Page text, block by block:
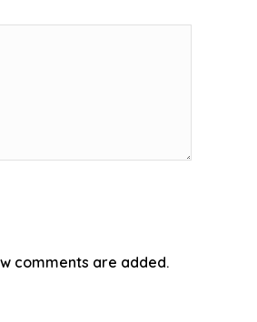
comments are added.